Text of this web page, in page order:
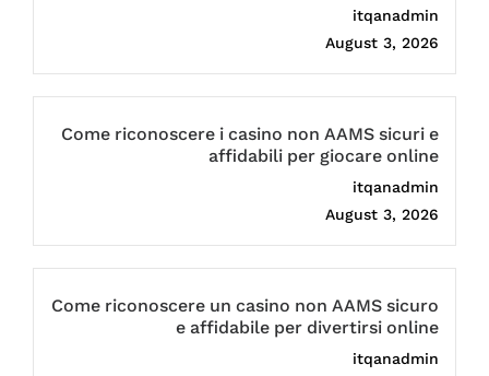
itqanadmin
August 3, 2026
Come riconoscere i casino non AAMS sicuri e
affidabili per giocare online
itqanadmin
August 3, 2026
Come riconoscere un casino non AAMS sicuro
e affidabile per divertirsi online
itqanadmin